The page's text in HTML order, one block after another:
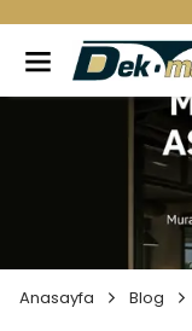
Anasayfa Blog